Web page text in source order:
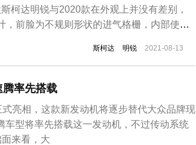
柯达明锐与2020款在外观上并没有差别，
，前脸为不规则形状的进气格栅，内部使用
分别为4675/1814/1460mm，轴距
斯柯达 明锐 2021-08-13
腾率先搭载
亮相，这款新发动机将逐步替代大众品牌现
车型将率先搭载这一发动机，不过传动系统
来看，大